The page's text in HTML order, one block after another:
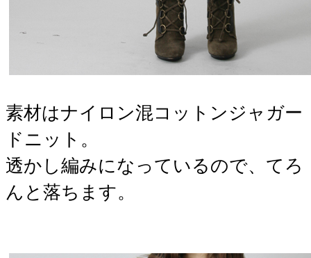
素材はナイロン混コットンジャガー
ドニット。
透かし編みになっているので、てろ
んと落ちます。